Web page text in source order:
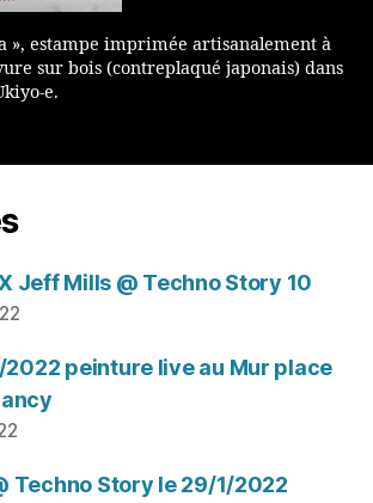
», estampe imprimée artisanalement à
sur bois (contreplaqué japonais) dans
e.
Jeff Mills @ Techno Story 10
2022 peinture live au Mur place
Techno Story le 29/1/2022